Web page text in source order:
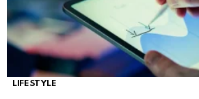
LIFESTYLE